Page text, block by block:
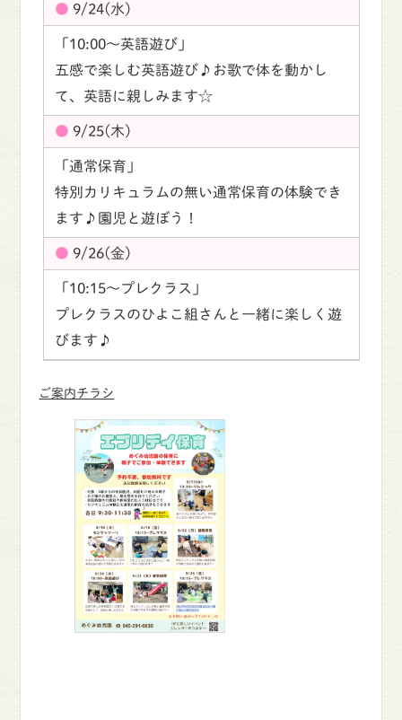
9/24(水)
「10:00〜英語遊び」
五感で楽しむ英語遊び♪お歌で体を動かし
て、英語に親しみます☆
9/25(木)
「通常保育」
特別カリキュラムの無い通常保育の体験でき
ます♪園児と遊ぼう！
9/26(金)
「10:15〜プレクラス」
プレクラスのひよこ組さんと一緒に楽しく遊
びます♪
ご案内チラシ